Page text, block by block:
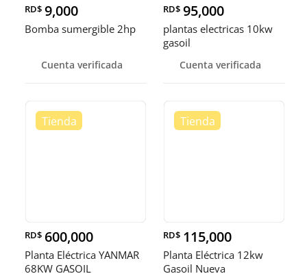
RD$ 9,000
Bomba sumergible 2hp
Cuenta verificada
RD$ 95,000
plantas electricas 10kw
gasoil
Cuenta verificada
RD$ 600,000
Planta Eléctrica YANMAR
68KW GASOIL
RD$ 115,000
Planta Eléctrica 12kw
Gasoil Nueva